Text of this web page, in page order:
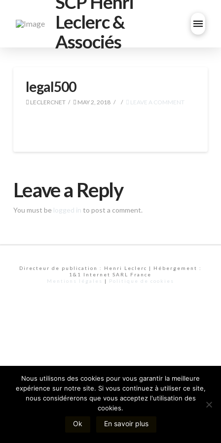
Leclerc &
Associés
legal500
LECLERCNET MAY 2, 2018 LEAVE A COMMENT
Leave a Reply
You must be logged in to post a comment.
Directeur de publication : Henri Leclerc | Hébergement :
1&1 Internet SARL France
Mentions légales
| Politique de cookies
Nous utilisons des cookies pour vous garantir la meilleure
expérience sur notre site. Si vous continuez à utiliser ce site,
nous considérerons que vous acceptez l'utilisation des
cookies.
Ok En savoir plus